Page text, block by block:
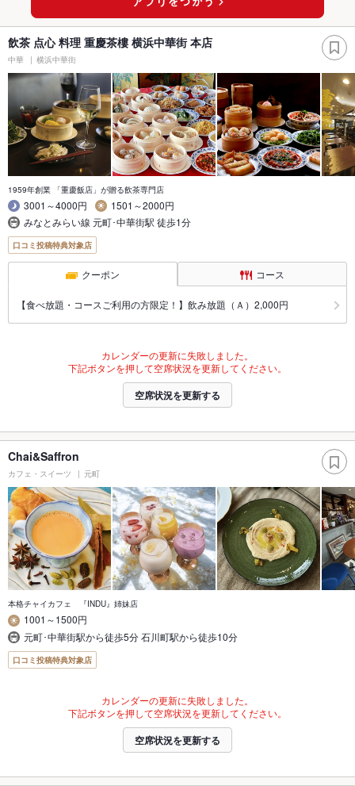
飲茶 点心 料理 重慶茶樓 横浜中華街 本店
中華 横浜中華街
1959年創業 「重慶飯店」が贈る飲茶専門店
3001～4000円
1501～2000円
みなとみらい線 元町･中華街駅 徒歩1分
口コミ投稿特典対象店
クーポン コース
【食べ放題・コースご利用の方限定！】飲み放題（Ａ）2,000円
カレンダーの更新に失敗しました。
下記ボタンを押して空席状況を更新してください。
空席状況を更新する
Chai&Saffron
カフェ・スイーツ 元町
本格チャイカフェ 『INDU』姉妹店
1001～1500円
元町･中華街駅から徒歩5分 石川町駅から徒歩10分
口コミ投稿特典対象店
カレンダーの更新に失敗しました。
下記ボタンを押して空席状況を更新してください。
空席状況を更新する